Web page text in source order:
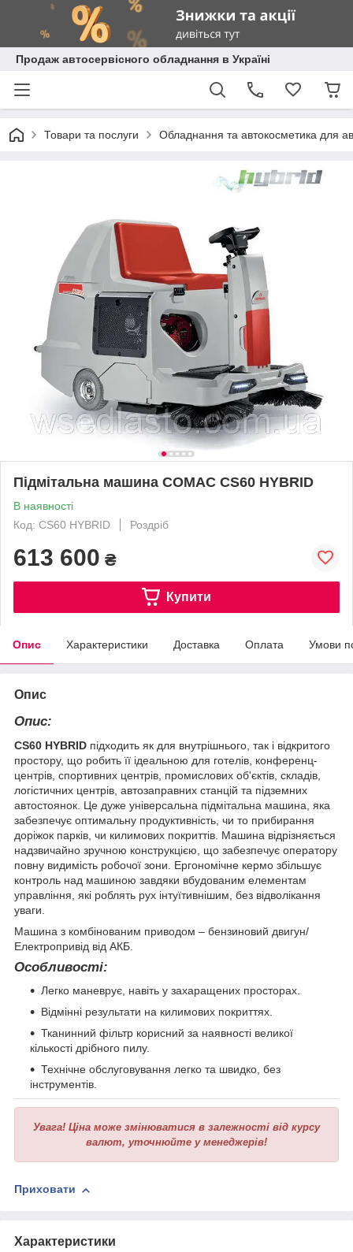
Продаж автосервісного обладнання в Україні
Товари та послуги Обладнання та автокосметика для
Підмітальна машина COMAC CS60 HYBRID
В наявності
Код: CS60 HYBRID
Роздріб
613 600 ₴
Купити
Опис Характеристики Доставка Оплата Умови
Опис
Опис:
CS60 HYBRID підходить як для внутрішнього, так і відкритого
простору, що робить її ідеальною для готелів, конференц-
центрів, спортивних центрів, промислових об'єктів, складів,
логістичних центрів, автозаправних станцій та підземних
автостоянок. Це дуже універсальна підмітальна машина, яка
забезпечує оптимальну продуктивність, чи то прибирання
доріжок парків, чи килимових покриттів. Машина відрізняється
надзвичайно зручною конструкцією, що забезпечує оператору
повну видимість робочої зони. Ергономічне кермо збільшує
контроль над машиною завдяки вбудованим елементам
управління, які роблять рух інтуїтивнішим, без відволікання
уваги.
Машина з комбінованим приводом – бензиновий двигун/
Електропривід від АКБ.
Особливості:
Легко маневрує, навіть у захаращених просторах.
Відмінні результати на килимових покриттях.
Тканинний фільтр корисний за наявності великої
кількості дрібного пилу.
Технічне обслуговування легко та швидко, без
інструментів.
Увага! Ціна може змінюватися в залежності від курсу
валют, уточнюйте у менеджерів!
Приховати
Характеристики